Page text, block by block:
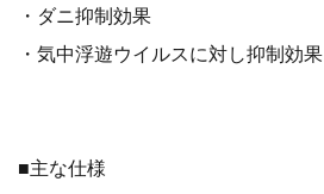
・ダニ抑制効果
・気中浮遊ウイルスに対し抑制効果
■主な仕様